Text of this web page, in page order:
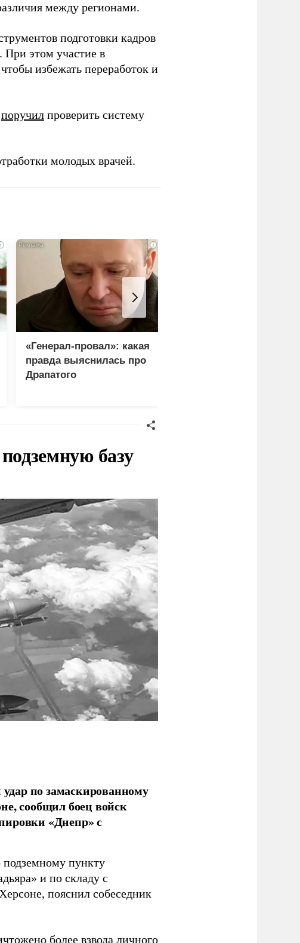
между регионами.
подготовки кадров
При этом участие в
избежать переработок и
поручил проверить систему
молодых врачей.
i i
«Генерал-провал»: какая
правда выяснилась про
Драпатого
базу
по замаскированному
сообщил боец войск
«Днепр» с
пункту
и по складу с
пояснил собеседник
более взвода личного